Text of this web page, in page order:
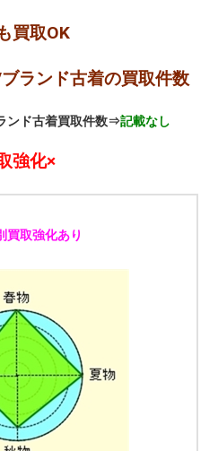
買取OK
ランド古着の買取件数
ンド古着買取件数⇒記載なし
強化×
買取強化あり